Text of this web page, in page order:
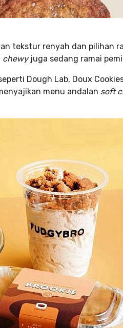
tekstur renyah dan pilihan
chewy juga sedang ramai
Dough Lab, Doux
menu andalan soft